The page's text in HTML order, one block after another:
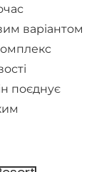
варіантом
поєднує